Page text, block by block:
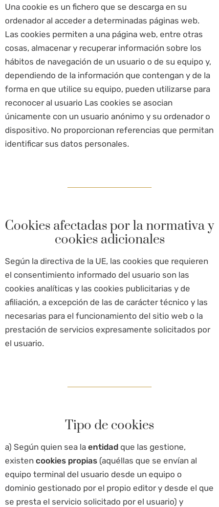
Una cookie es un fichero que se descarga en su
ordenador al acceder a determinadas páginas web.
Las cookies permiten a una página web, entre otras
cosas, almacenar y recuperar información sobre los
hábitos de navegación de un usuario o de su equipo y,
dependiendo de la información que contengan y de la
forma en que utilice su equipo, pueden utilizarse para
reconocer al usuario Las cookies se asocian
únicamente con un usuario anónimo y su ordenador o
dispositivo. No proporcionan referencias que permitan
identificar sus datos personales.
Cookies afectadas por la normativa y
cookies adicionales
Según la directiva de la UE, las cookies que requieren
el consentimiento informado del usuario son las
cookies analíticas y las cookies publicitarias y de
afiliación, a excepción de las de carácter técnico y las
necesarias para el funcionamiento del sitio web o la
prestación de servicios expresamente solicitados por
el usuario.
Tipo de cookies
a) Según quien sea la entidad que las gestione,
existen cookies propias (aquéllas que se envían al
equipo terminal del usuario desde un equipo o
dominio gestionado por el propio editor y desde el que
se presta el servicio solicitado por el usuario) y